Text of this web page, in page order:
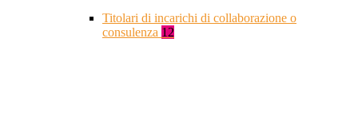
Titolari di incarichi di collaborazione o
consulenza 12